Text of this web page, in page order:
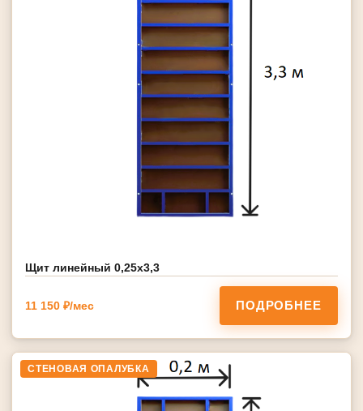
Щит линейный 0,25х3,3
11 150 ₽/мес ПОДРОБНЕЕ
СТЕНОВАЯ ОПАЛУБКА